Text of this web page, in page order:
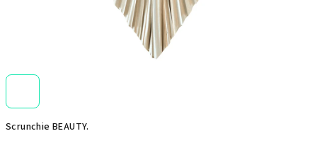
Scrunchie BEAUTY.